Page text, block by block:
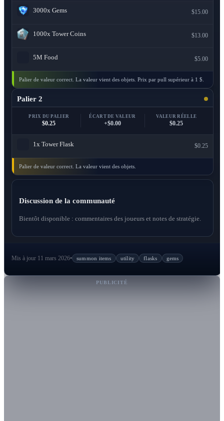
3000x Gems $15.00
1000x Tower Coins $13.00
5M Food $5.00
Palier de valeur correct. La valeur vient des objets. Prix par pull supérieur à 1 $.
Palier 2
PRIX DU PALIER
$0.25
ÉCART DE VALEUR
+$0.00
VALEUR RÉELLE
$0.25
1x Tower Flask $0.25
Palier de valeur correct. La valeur vient des objets.
Discussion de la communauté
Bientôt disponible : commentaires des joueurs et notes de stratégie.
Mis à jour 11 mars 2026• summon items utility flasks gems
PUBLICITÉ